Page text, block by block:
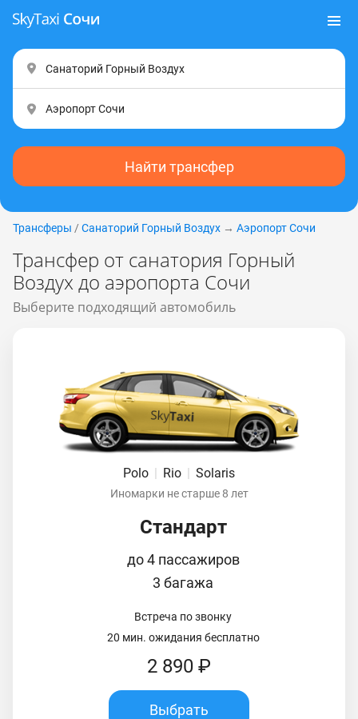
Найти трансфер
Трансферы / Санаторий Горный Воздух → Аэропорт Сочи
Трансфер от санатория Горный
Воздух до аэропорта Сочи
Выберите подходящий автомобиль
Polo | Rio | Solaris
Иномарки не старше 8 лет
Стандарт
до 4 пассажиров
3 багажа
Встреча по звонку
20 мин. ожидания бесплатно
2 890 ₽
Выбрать